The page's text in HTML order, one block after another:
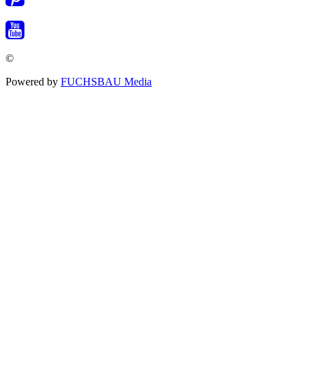
©
Powered by FUCHSBAU Media